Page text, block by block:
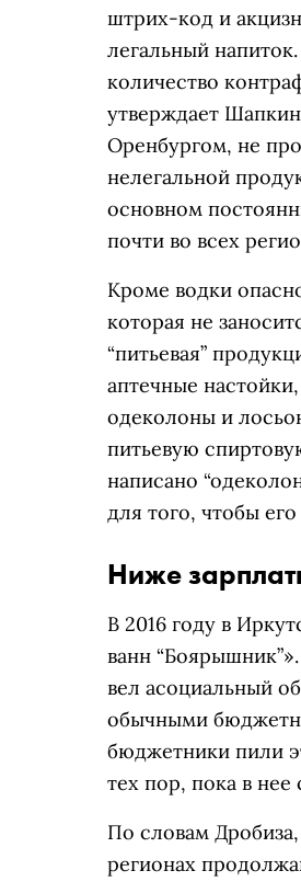
штрих-код и
легальный
количество
утверждает
Оренбургом, не
нелегальной
основном
почти во всех
Кроме водки
которая не
“питьевая”
аптечные
одеколоны и
питьевую
написано
для того, чтобы его
Ниже
В 2016 году в
ванн
вел асоциальный
обычными
бюджетники пили
тех пор, пока в
По словам
регионах